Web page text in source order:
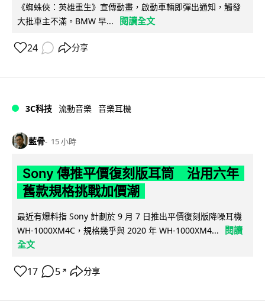
《蜘蛛俠：英雄重生》宣傳動畫，啟動車輛即彈出通知，觸發
大批車主不滿。BMW 早...
閱讀全文
24 分享
3C科技 流動音樂 音樂耳機
藍骨 15 小時
Sony 傳推平價復刻版耳筒 沿用六年
舊款規格挑戰加價潮
最近有爆料指 Sony 計劃於 9 月 7 日推出平價復刻版降噪耳機
WH-1000XM4C，規格幾乎與 2020 年 WH-1000XM4...
閱讀
全文
17 5 ↗ 分享